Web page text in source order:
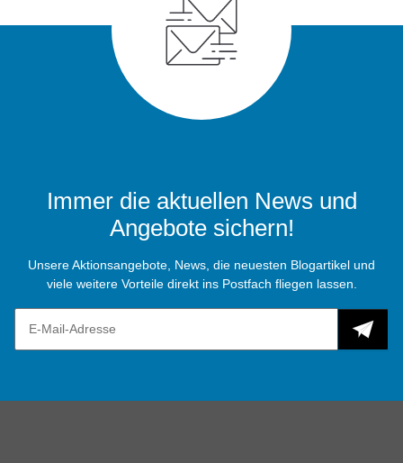
Immer die aktuellen News und
Angebote sichern!
Unsere Aktionsangebote, News, die neuesten Blogartikel und
viele weitere Vorteile direkt ins Postfach fliegen lassen.